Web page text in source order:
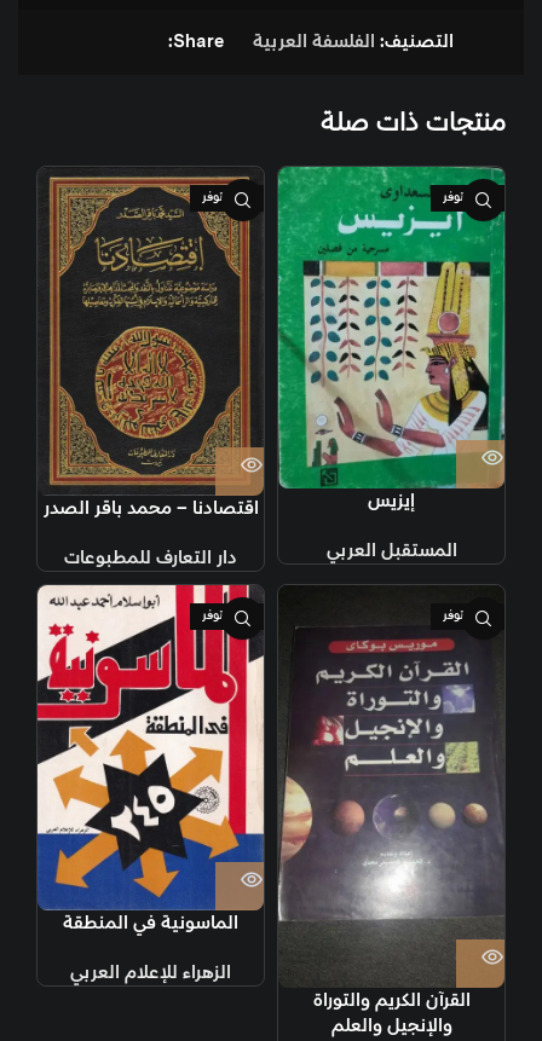
التصنيف: الفلسفة العربية Share:
منتجات ذات صلة
غير متوفر
إيزيس
المستقبل العربي
غير متوفر
اقتصادنا – محمد باقر الصدر
دار التعارف للمطبوعات
غير متوفر
القرآن الكريم والتوراة
والإنجيل والعلم
غير متوفر
الماسونية في المنطقة
الزهراء للإعلام العربي